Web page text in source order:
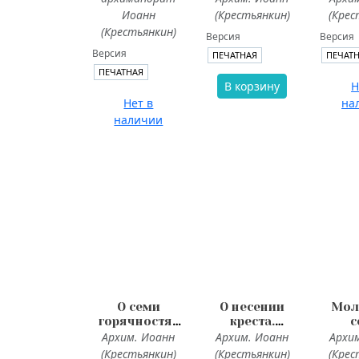
Иоанн
(Крестьянкин)
Версия
ПЕЧАТНАЯ
Нет в
наличии
душе
(Крестьянкин)
Версия
ПЕЧАТНАЯ
В корзину
Версия
О семи
горячностях
духа.
Келейная
Архим. Иоанн
(Крестьянкин)
О несении
креста.
Келейная
книжица
Архим. Иоанн
(Крестьянкин)